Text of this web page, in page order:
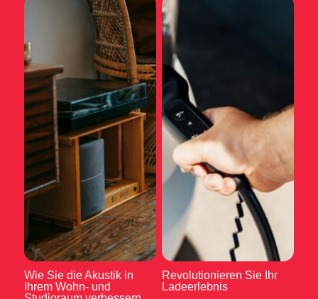
Wie Sie die Akustik in
Ihrem Wohn- und
Revolutionieren Sie Ihr
Ladeerlebnis